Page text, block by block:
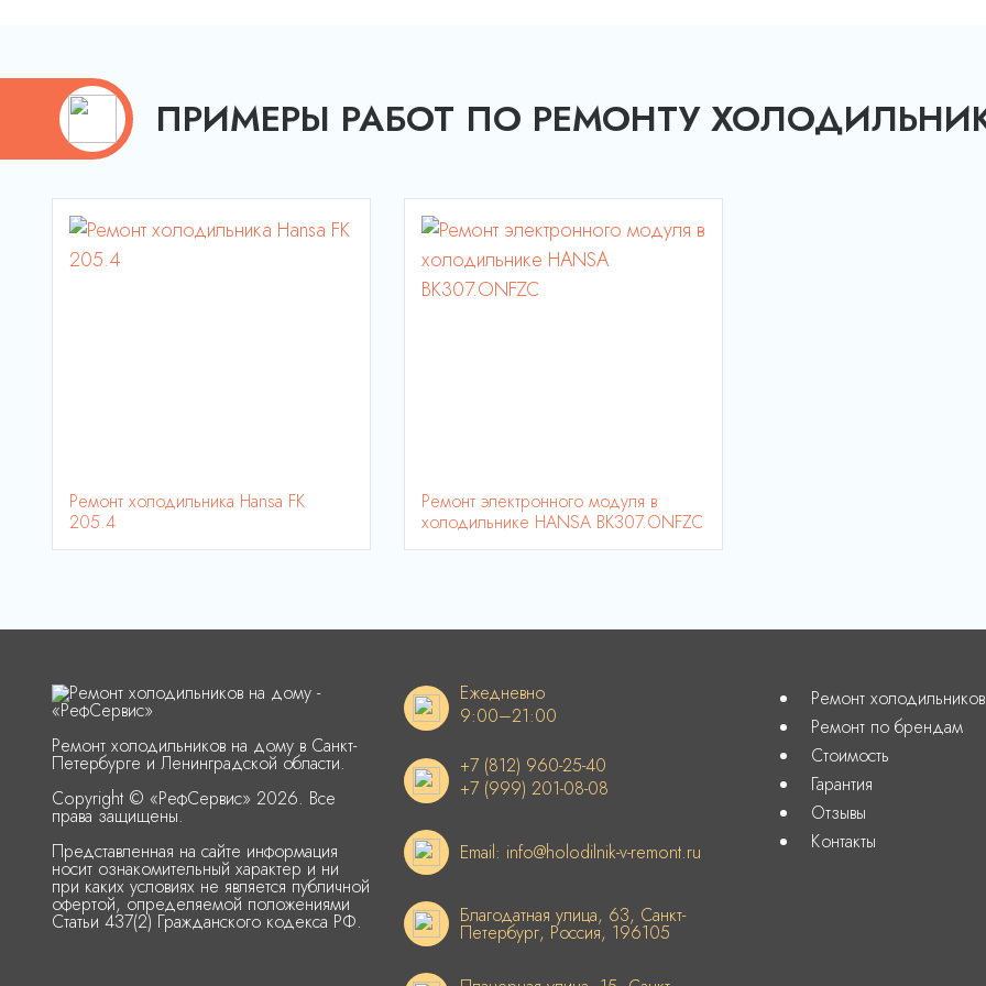
ПРИМЕРЫ РАБОТ ПО РЕМОНТУ
Ремонт холодильника Hansa FK
205.4
Ремонт электронного модуля в
холодильнике HANSA BK307.ONFZC
Ремонт холодильников на дому в Санкт-
Петербурге и Ленинградской области.
Copyright © «РефСервис» 2026. Все
права защищены.
Представленная на сайте информация
носит ознакомительный характер и ни
при каких условиях не является публичной
офертой, определяемой положениями
Статьи 437(2) Гражданского кодекса РФ.
Ежедневно
9:00–21:00
+7 (812) 960-25-40
+7 (999) 201-08-08
Email: info@holodilnik-v-remont.ru
Благодатная улица, 63, Санкт-
Петербург, Россия, 196105
Ремонт холодильников
Ремонт по брендам
Стоимость
Гарантия
Отзывы
Контакты